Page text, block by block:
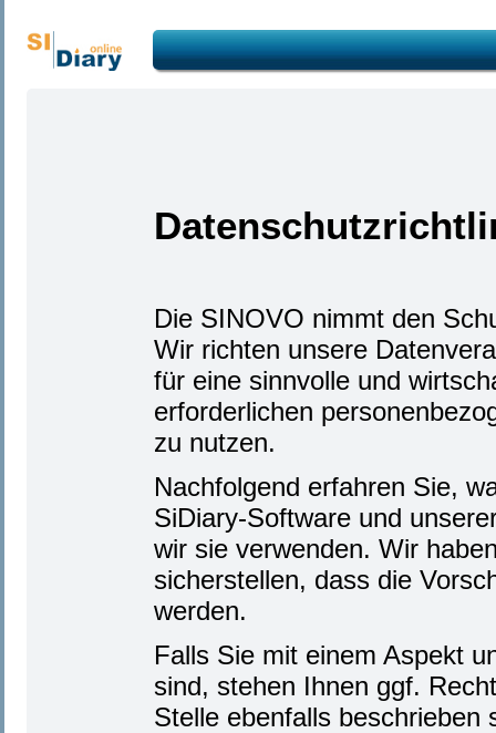
Die SINOVO nimmt den
Wir richten unsere
für eine sinnvolle und
erforderlichen
zu nutzen.
Nachfolgend erfahren Sie,
SiDiary-Software und
wir sie verwenden. Wir
sicherstellen, dass die
werden.
Falls Sie mit einem Aspekt
sind, stehen Ihnen ggf.
Stelle ebenfalls beschrieben